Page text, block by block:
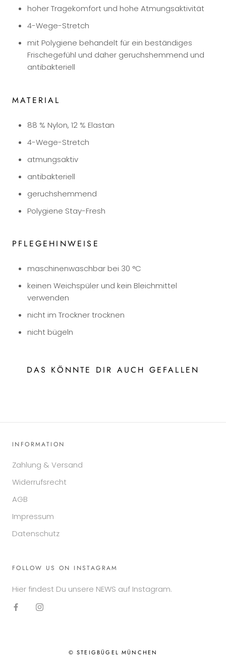
hoher Tragekomfort und hohe Atmungsaktivität
4-Wege-Stretch
mit Polygiene behandelt für ein beständiges
Frischegefühl und daher geruchshemmend und
antibakteriell
MATERIAL
88 % Nylon, 12 % Elastan
4-Wege-Stretch
atmungsaktiv
antibakteriell
geruchshemmend
Polygiene Stay-Fresh
PFLEGEHINWEISE
maschinenwaschbar bei 30 °C
keinen Weichspüler und kein Bleichmittel
verwenden
nicht im Trockner trocknen
nicht bügeln
DAS KÖNNTE DIR AUCH GEFALLEN
INFORMATION
Zahlung & Versand
Widerrufsrecht
AGB
Impressum
Datenschutz
FOLLOW US ON INSTAGRAM
Hier findest Du unsere NEWS auf Instagram.
© STEIGBÜGEL MÜNCHEN